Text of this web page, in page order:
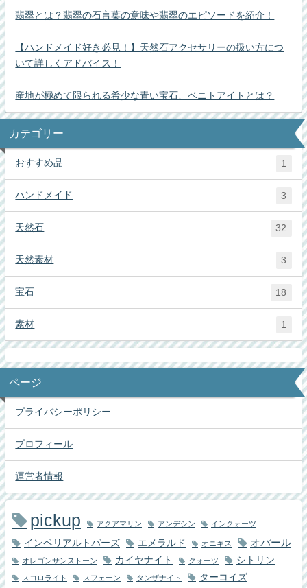
翡翠とは？翡翠の石言葉の意味や翡翠のエピソードを紹介！
【ハンドメイド好き必見！】天然石アクセサリーの扱い方につ
いて詳しくアドバイス！
産地が極めて限られる希少な青い宝石、ベニトアイトとは？
カテゴリー
おすすめ品 1
ハンドメイド 3
天然石 32
天然素材 3
宝石 18
素材 1
ページ
プライバシーポリシー
プロフィール
運営者情報
pickup アクアマリン アンデシン インクォーツ
インペリアルトパーズ エメラルド オニキス オパール
オレゴンサンストーン カイヤナイト クォーツ シトリン
スコロライト スフェーン タンザナイト ターコイズ